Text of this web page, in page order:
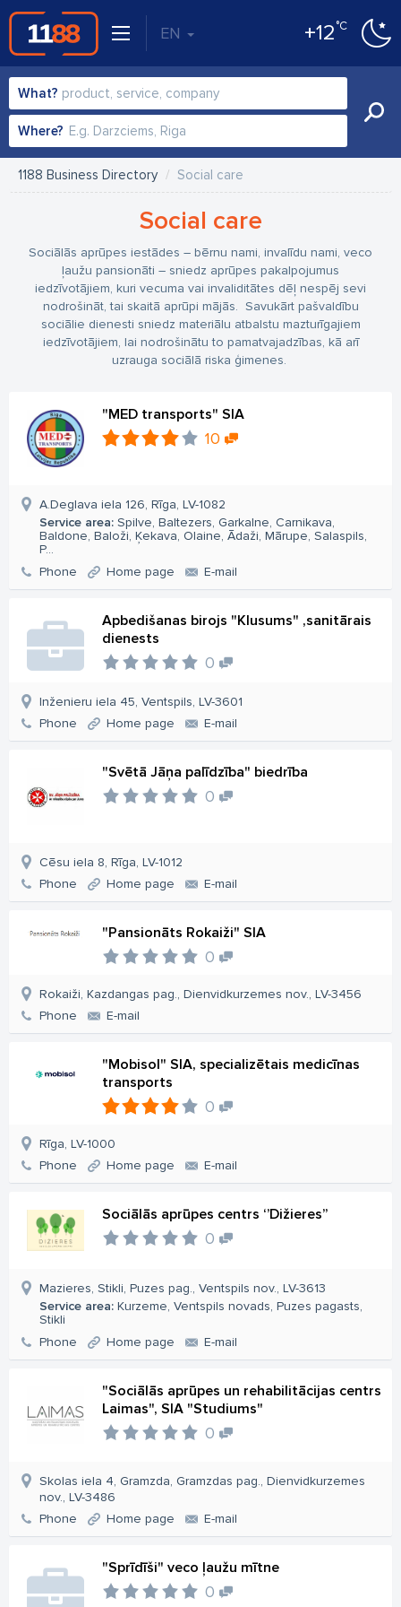
EN +12°C
What?
Where?
1188 Business Directory Social care
Social care
Sociālās aprūpes iestādes – bērnu nami, invalīdu nami, veco
ļaužu pansionāti – sniedz aprūpes pakalpojumus
iedzīvotājiem, kuri vecuma vai invaliditātes dēļ nespēj sevi
nodrošināt, tai skaitā aprūpi mājās. Savukārt pašvaldību
sociālie dienesti sniedz materiālu atbalstu mazturīgajiem
iedzīvotājiem, lai nodrošinātu to pamatvajadzības, kā arī
uzrauga sociālā riska ģimenes.
"MED transports" SIA
10
A.Deglava iela 126, Rīga, LV-1082
Service area: Spilve, Baltezers, Garkalne, Carnikava,
Baldone, Baloži, Ķekava, Olaine, Ādaži, Mārupe, Salaspils,
P...
Phone
Home page E-mail
Apbedišanas birojs "Klusums" ,sanitārais
dienests
0
Inženieru iela 45, Ventspils, LV-3601
Phone
Home page E-mail
"Svētā Jāņa palīdzība" biedrība
0
Cēsu iela 8, Rīga, LV-1012
Phone
Home page E-mail
"Pansionāts Rokaiži" SIA
0
Rokaiži, Kazdangas pag., Dienvidkurzemes nov., LV-3456
Phone
E-mail
"Mobisol" SIA, specializētais medicīnas
transports
0
Rīga, LV-1000
Phone
Home page E-mail
Sociālās aprūpes centrs ‘’Dižieres’’
0
Mazieres, Stikli, Puzes pag., Ventspils nov., LV-3613
Service area: Kurzeme, Ventspils novads, Puzes pagasts,
Stikli
Phone
Home page E-mail
"Sociālās aprūpes un rehabilitācijas centrs
Laimas", SIA "Studiums"
0
Skolas iela 4, Gramzda, Gramzdas pag., Dienvidkurzemes
nov., LV-3486
Phone
Home page E-mail
"Sprīdīši" veco ļaužu mītne
0